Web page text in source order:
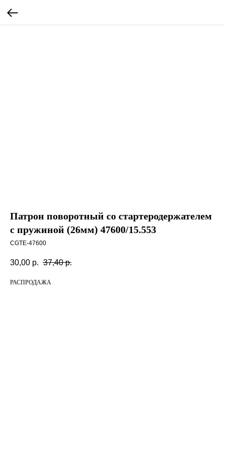
Патрон поворотный со стартеродержателем
с пружиной (26мм) 47600/15.553
CGTE-47600
30,00 р. 37,40 р.
РАСПРОДАЖА